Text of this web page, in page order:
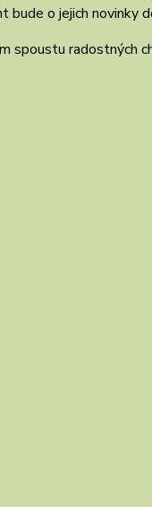
bude o jejich novinky
spoustu radostných